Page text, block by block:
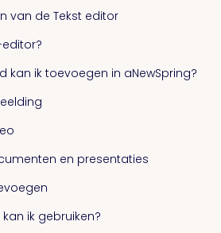
van de Tekst editor
editor?
kan ik toevoegen in aNewSpring?
en presentaties
ik gebruiken?